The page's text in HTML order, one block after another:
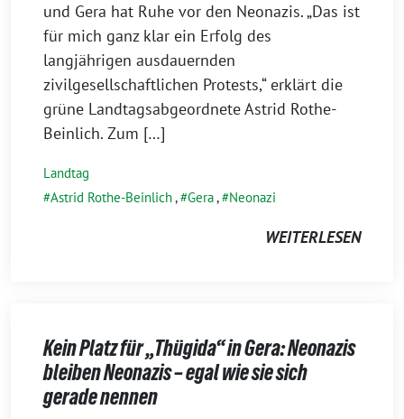
und Gera hat Ruhe vor den Neonazis. „Das ist
für mich ganz klar ein Erfolg des
langjährigen ausdauernden
zivilgesellschaftlichen Protests,“ erklärt die
grüne Landtagsabgeordnete Astrid Rothe-
Beinlich. Zum […]
Landtag
Astrid Rothe-Beinlich, Gera, Neonazi
WEITERLESEN
Kein Platz für „Thügida“ in Gera: Neonazis
bleiben Neonazis – egal wie sie sich
gerade nennen